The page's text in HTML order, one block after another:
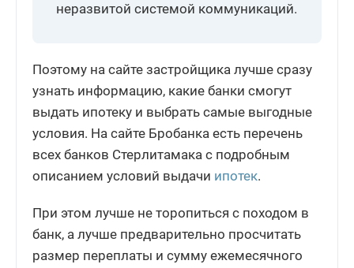
неразвитой системой коммуникаций.
Поэтому на сайте застройщика лучше сразу
узнать информацию, какие банки смогут
выдать ипотеку и выбрать самые выгодные
условия. На сайте Бробанка есть перечень
всех банков Стерлитамака с подробным
описанием условий выдачи ипотек.
При этом лучше не торопиться с походом в
банк, а лучше предварительно просчитать
размер переплаты и сумму ежемесячного